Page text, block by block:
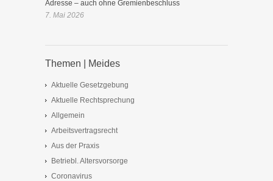
Adresse – auch ohne Gremienbeschluss
7. Mai 2026
Themen | Meides
Aktuelle Gesetzgebung
Aktuelle Rechtsprechung
Allgemein
Arbeitsvertragsrecht
Aus der Praxis
Betriebl. Altersvorsorge
Coronavirus